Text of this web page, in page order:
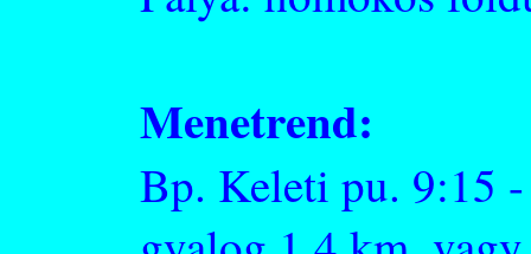
Menetrend:
Bp. Keleti pu. 9:15